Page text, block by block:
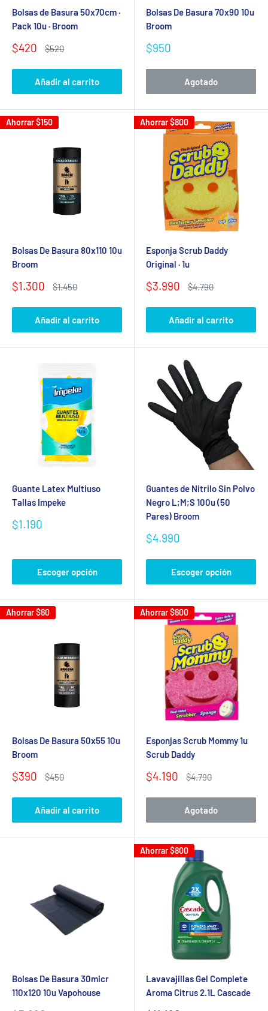
Bolsas de Basura 50x70cm ·
Pack 10u · Broom
Precio
venta
$420
Precio
$520
Añadir al carrito
Bolsas De Basura 70x90 10u
Broom
Precio
venta
$950
Agotado
Ahorrar$150
Bolsas De Basura 80x110 10u
Broom
Precio
venta
$1.300
Precio
$1.450
Añadir al carrito
Ahorrar$800
Esponja Scrub Daddy
Original · 1u
Precio
venta
$3.990
Precio
$4.790
Añadir al carrito
Guante Latex Multiuso
Tallas Impeke
Precio
$1.190
Escoger opción
Guantes de Nitrilo Sin Polvo
Negro L;M;S 100u (50
Pares) Broom
Precio
venta
$4.990
Escoger opción
Ahorrar$60
Bolsas De Basura 50x55 10u
Broom
Precio
venta
$390
Precio
$450
Añadir al carrito
Ahorrar$600
Esponjas Scrub Mommy 1u
Scrub Daddy
Precio
venta
$4.190
Precio
$4.790
Agotado
Bolsas De Basura 30micr
110x120 10u Vapohouse
Ahorrar$800
Lavavajillas Gel Complete
Aroma Citrus 2.1L Cascade